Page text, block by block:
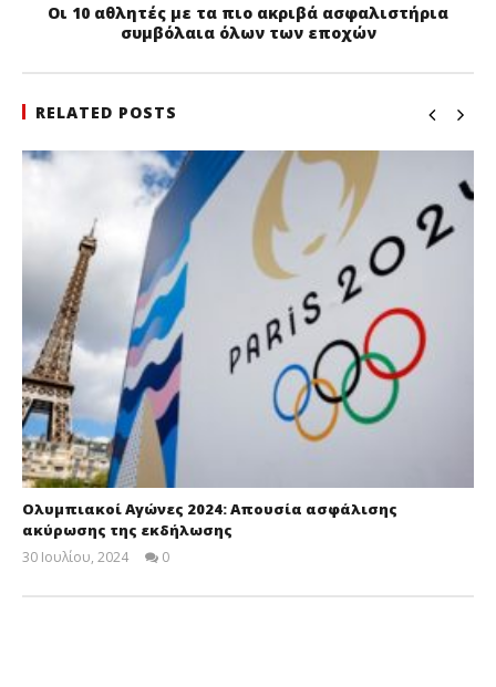
Οι 10 αθλητές με τα πιο ακριβά ασφαλιστήρια
συμβόλαια όλων των εποχών
RELATED POSTS
Ολυμπιακοί Αγώνες 2024: Aπουσία ασφάλισης
ακύρωσης της εκδήλωσης
30 Ιουλίου, 2024
Insurance
0